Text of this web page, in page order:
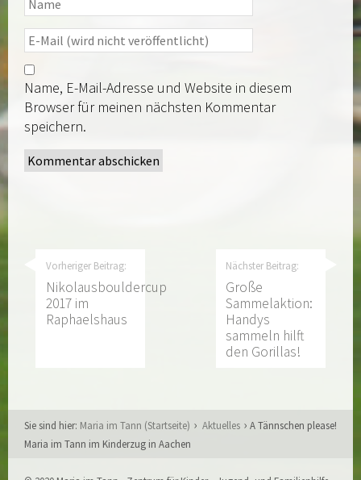
Name, E-Mail-Adresse und Website in diesem
Browser für meinen nächsten Kommentar
speichern.
Vorheriger Beitrag:
Nikolausbouldercup
2017 im
Raphaelshaus
Nächster Beitrag:
Große
Sammelaktion:
Handys
sammeln hilft
den Gorillas!
Sie sind hier: Maria im Tann (Startseite) Aktuelles
A Tännschen please!
Maria im Tann im Kinderzug in Aachen